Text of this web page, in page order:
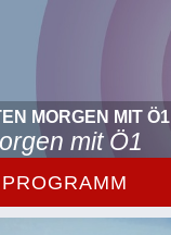
MORGEN MIT Ö1
mit Ö1
PROGRAMM